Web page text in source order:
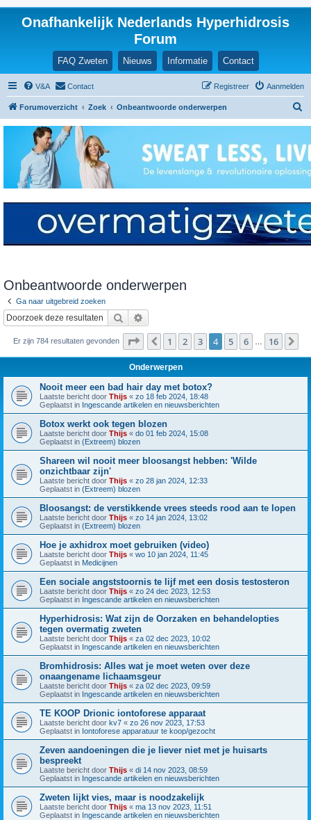
Onafhankelijk Nederlands Hyperhidrosis
Forum
FAQ Zweten Nieuws Informatie Contact
V&A Contact Aanmelden
Registreer
Forumoverzicht Zoek Onbeantwoorde onderwerpen
k
Onbeantwoorde onderwerpen
Ga naar uitgebreid zoeken
Zoek
Er zijn 784 resultaten gevonden Pagina van 16
Vorige
1 2 3 4 5 6 16
Onderwerpen
Nooit meer een bad hair day met botox?
Laatste bericht door Thijs « zo 18 feb 2024, 18:48
Geplaatst in Ingescande artikelen en nieuwsberichten
Botox werkt ook tegen blozen
Laatste bericht door Thijs « do 01 feb 2024, 15:08
Geplaatst in (Extreem) blozen
Shareen wil nooit meer bloosangst hebben: 'Wilde
onzichtbaar zijn'
Laatste bericht door Thijs « zo 28 jan 2024, 12:33
Geplaatst in (Extreem) blozen
Bloosangst: de verstikkende vrees steeds rood aan te lopen
Laatste bericht door Thijs « zo 14 jan 2024, 13:02
Geplaatst in (Extreem) blozen
Hoe je axhidrox moet gebruiken (video)
Laatste bericht door Thijs « wo 10 jan 2024, 11:45
Geplaatst in Medicijnen
Een sociale angststoornis te lijf met een dosis testosteron
Laatste bericht door Thijs « zo 24 dec 2023, 12:53
Geplaatst in Ingescande artikelen en nieuwsberichten
Hyperhidrosis: Wat zijn de Oorzaken en behandelopties
tegen overmatig zweten
Laatste bericht door Thijs « za 02 dec 2023, 10:02
Geplaatst in Ingescande artikelen en nieuwsberichten
Bromhidrosis: Alles wat je moet weten over deze
onaangename lichaamsgeur
Laatste bericht door Thijs « za 02 dec 2023, 09:59
Geplaatst in Ingescande artikelen en nieuwsberichten
TE KOOP Drionic iontoforese apparaat
Laatste bericht door kv7 « zo 26 nov 2023, 17:53
Geplaatst in Iontoforese apparatuur te koop/gezocht
Zeven aandoeningen die je liever niet met je huisarts
bespreekt
Laatste bericht door Thijs « di 14 nov 2023, 08:59
Geplaatst in Ingescande artikelen en nieuwsberichten
Zweten lijkt vies, maar is noodzakelijk
Laatste bericht door Thijs « ma 13 nov 2023, 11:51
Geplaatst in Ingescande artikelen en nieuwsberichten